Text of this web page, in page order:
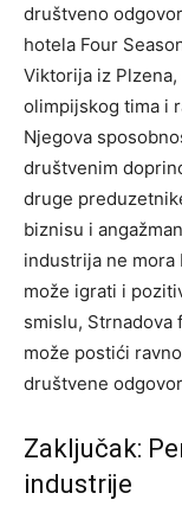
društveno
hotela Four
Viktorija iz
olimpijskog tima i
Njegova
društvenim
druge
biznisu i
industrija ne
može igrati i
smislu, Strnadova
može postići
društvene
Zaključak:
industrije